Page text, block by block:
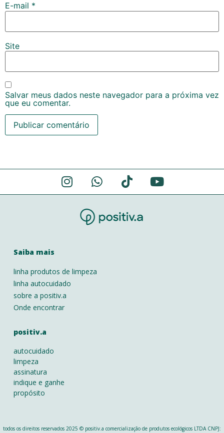
E-mail *
Site
Salvar meus dados neste navegador para a próxima vez
que eu comentar.
Alternative:
Saiba mais
linha produtos de limpeza
linha autocuidado
sobre a positiv.a
Onde encontrar
positiv.a
autocuidado
limpeza
assinatura
indique e ganhe
propósito
todos os direitos reservados 2025 © positiv.a comercialização de produtos ecológicos LTDA CNPJ: